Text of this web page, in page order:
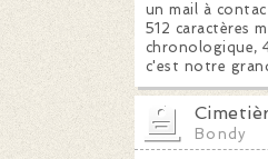
un mail à
512 caractères
chronologique,
c'est notre
Bondy